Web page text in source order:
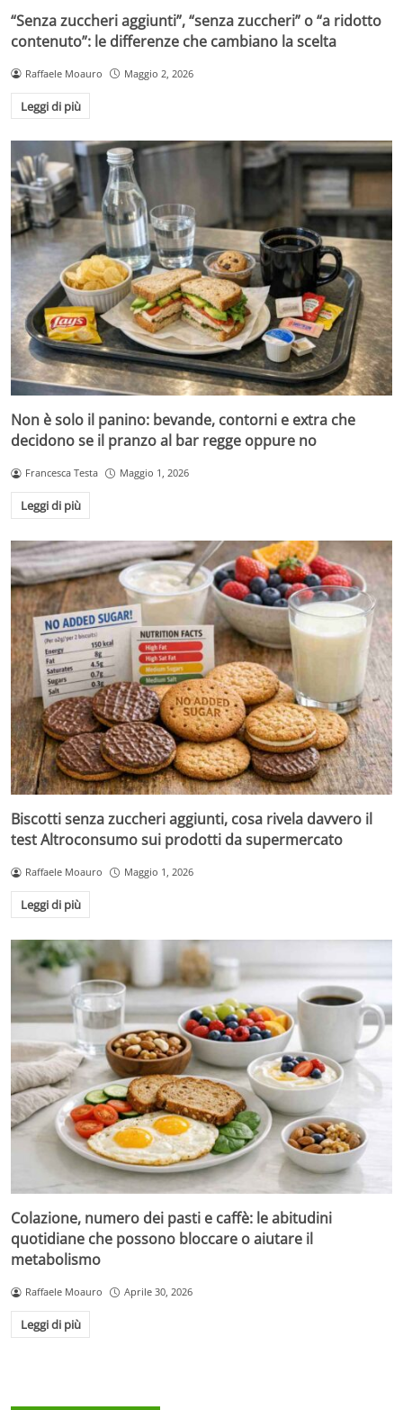
“Senza zuccheri aggiunti”, “senza zuccheri” o “a ridotto
contenuto”: le differenze che cambiano la scelta
Raffaele Moauro Maggio 2, 2026
Leggi di più
Non è solo il panino: bevande, contorni e extra che
decidono se il pranzo al bar regge oppure no
Francesca Testa Maggio 1, 2026
Leggi di più
Biscotti senza zuccheri aggiunti, cosa rivela davvero il
test Altroconsumo sui prodotti da supermercato
Raffaele Moauro Maggio 1, 2026
Leggi di più
Colazione, numero dei pasti e caffè: le abitudini
quotidiane che possono bloccare o aiutare il
metabolismo
Raffaele Moauro Aprile 30, 2026
Leggi di più